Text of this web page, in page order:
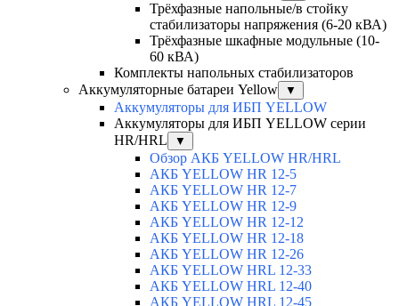
Трёхфазные напольные/в стойку
стабилизаторы напряжения (6-20 кВА)
Трёхфазные шкафные модульные (10-
60 кВА)
Комплекты напольных стабилизаторов
Аккумуляторные батареи Yellow
▼
Аккумуляторы для ИБП YELLOW
Аккумуляторы для ИБП YELLOW серии
HR/HRL
▼
Обзор АКБ YELLOW HR/HRL
АКБ YELLOW HR 12-5
АКБ YELLOW HR 12-7
АКБ YELLOW HR 12-9
АКБ YELLOW HR 12-12
АКБ YELLOW HR 12-18
АКБ YELLOW HR 12-26
АКБ YELLOW HRL 12-33
АКБ YELLOW HRL 12-40
АКБ YELLOW HRL 12-45